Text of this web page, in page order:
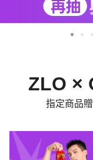
ZLO ×
指定商品